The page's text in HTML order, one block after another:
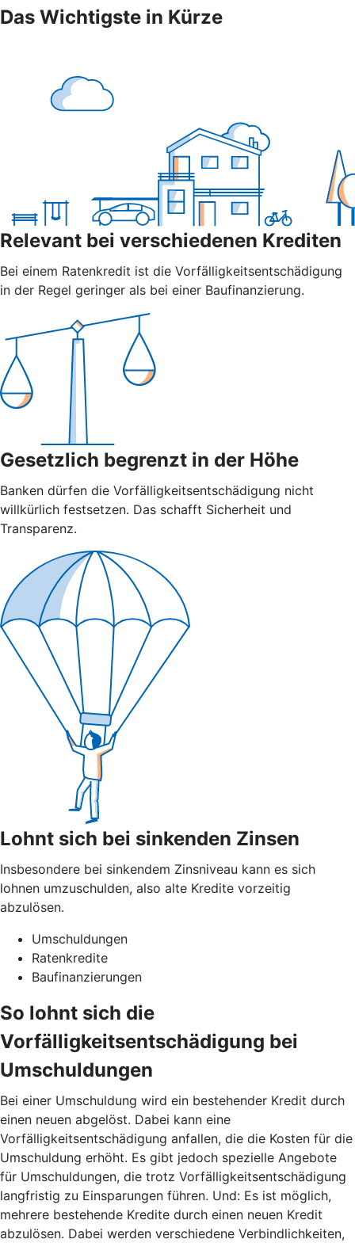
Das Wichtigste in Kürze
Relevant bei verschiedenen Krediten
Bei einem Ratenkredit ist die Vorfälligkeitsentschädigung
in der Regel geringer als bei einer Baufinanzierung.
Gesetzlich begrenzt in der Höhe
Banken dürfen die Vorfälligkeitsentschädigung nicht
willkürlich festsetzen. Das schafft Sicherheit und
Transparenz.
Lohnt sich bei sinkenden Zinsen
Insbesondere bei sinkendem Zinsniveau kann es sich
lohnen umzuschulden, also alte Kredite vorzeitig
abzulösen.
Umschuldungen
Ratenkredite
Baufinanzierungen
So lohnt sich die
Vorfälligkeitsentschädigung bei
Umschuldungen
Bei einer Umschuldung wird ein bestehender Kredit durch
einen neuen abgelöst. Dabei kann eine
Vorfälligkeitsentschädigung anfallen, die die Kosten für die
Umschuldung erhöht. Es gibt jedoch spezielle Angebote
für Umschuldungen, die trotz Vorfälligkeitsentschädigung
langfristig zu Einsparungen führen. Und: Es ist möglich,
mehrere bestehende Kredite durch einen neuen Kredit
abzulösen. Dabei werden verschiedene Verbindlichkeiten,